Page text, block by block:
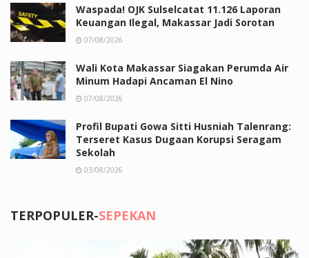
Waspada! OJK Sulselcatat 11.126 Laporan
Keuangan Ilegal, Makassar Jadi Sorotan
07/08/2026
Wali Kota Makassar Siagakan Perumda Air
Minum Hadapi Ancaman El Nino
07/08/2026
Profil Bupati Gowa Sitti Husniah Talenrang:
Terseret Kasus Dugaan Korupsi Seragam
Sekolah
03/08/2026
TERPOPULER-SEPEKAN